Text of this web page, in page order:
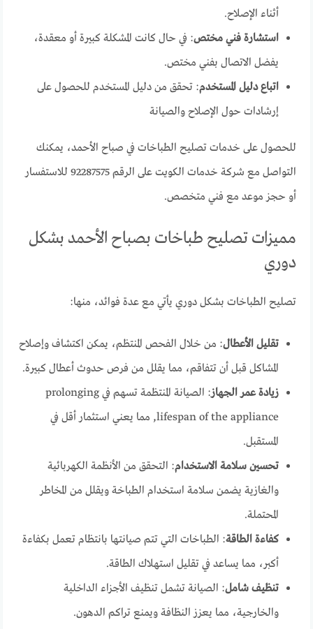
أثناء الإصلاح.
استشارة فني مختص: في حال كانت المشكلة كبيرة أو معقدة،
يفضل الاتصال بفني مختص.
اتباع دليل المستخدم: تحقق من دليل المستخدم للحصول على
إرشادات حول الإصلاح والصيانة
للحصول على خدمات تصليح الطباخات في صباح الأحمد، يمكنك
التواصل مع شركة خدمات الكويت على الرقم 92287575 للاستفسار
أو حجز موعد مع فني متخصص.
مميزات تصليح طباخات بصباح الأحمد بشكل
دوري
تصليح الطباخات بشكل دوري يأتي مع عدة فوائد، منها:
تقليل الأعطال: من خلال الفحص المنتظم، يمكن اكتشاف وإصلاح
المشاكل قبل أن تتفاقم، مما يقلل من فرص حدوث أعطال كبيرة.
زيادة عمر الجهاز
: الصيانة المنتظمة تسهم في prolonging
lifespan of the appliance, مما يعني استثمار أقل في
المستقبل.
تحسين سلامة الاستخدام: التحقق من الأنظمة الكهربائية
والغازية يضمن سلامة استخدام الطباخة ويقلل من المخاطر
المحتملة.
كفاءة الطاقة: الطباخات التي تتم صيانتها بانتظام تعمل بكفاءة
أكبر، مما يساعد في تقليل استهلاك الطاقة.
تنظيف شامل: الصيانة تشمل تنظيف الأجزاء الداخلية
والخارجية، مما يعزز النظافة ويمنع تراكم الدهون.